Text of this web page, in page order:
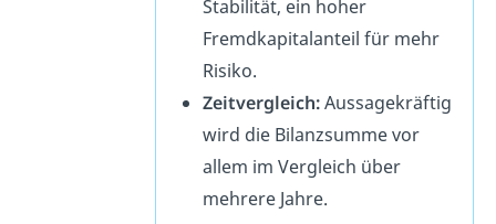
Stabilität, ein hoher
Fremdkapitalanteil für mehr
Risiko.
Zeitvergleich:Aussagekräftig
wird die Bilanzsumme vor
allem im Vergleich über
mehrere Jahre.